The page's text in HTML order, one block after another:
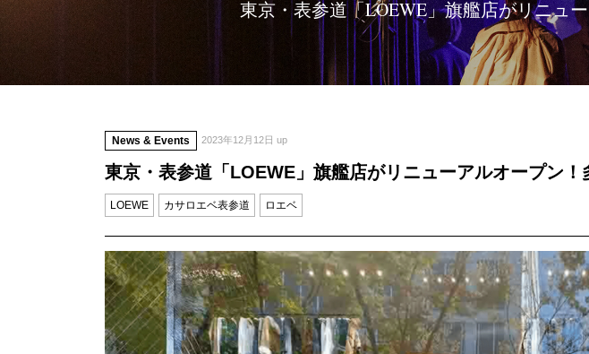
ブランド一覧
ニュース＆イベント
データ
東京・表参道「LOEWE」旗艦店がリニュ
News & Events 2023年12月12日 up
東京・表参道「LOEWE」旗艦店がリニューアルオープン
LOEWE カサロエベ表参道 ロエベ